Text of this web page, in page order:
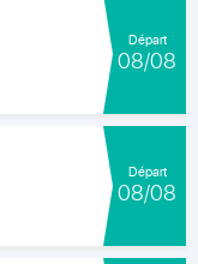
Départ
08/08
Départ
08/08